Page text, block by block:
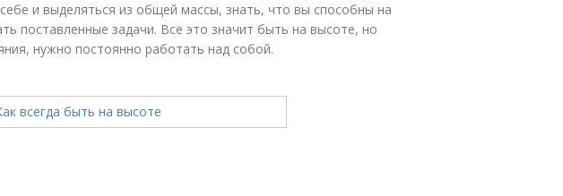
и выделяться из общей массы, знать, что вы способны на
поставленные задачи. Все это значит быть на высоте, но
нужно постоянно работать над собой.